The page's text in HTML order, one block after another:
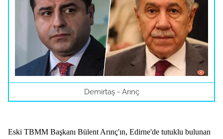
Demirtaş - Arınç
Eski TBMM Başkanı Bülent Arınç'ın, Edirne'de tutuklu bulunan